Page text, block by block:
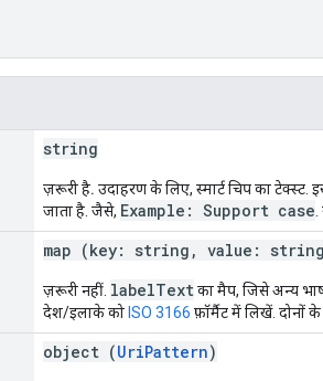
string
ज़रूरी है. उदाहरण के लिए, स्मार्ट चिप का
जाता है. जैसे, Example: Support case
map (key: string, value:
ज़रूरी नहीं. labelTextका मैप, जिसे अन्य
देश/इलाके को ISO 3166 फ़ॉर्मैट में लिखें. दोनों
object (UriPattern)